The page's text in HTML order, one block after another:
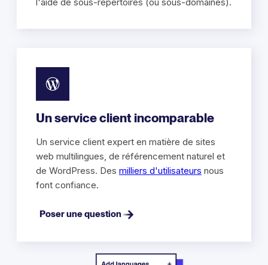
Un service client incomparable
Un service client expert en matière de sites
web multilingues, de référencement naturel et
de WordPress. Des milliers d'utilisateurs nous
font confiance.
Poser une question